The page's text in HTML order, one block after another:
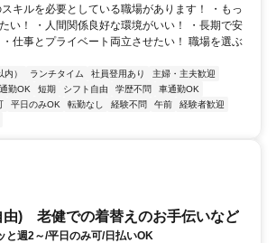
キルを必要としている職場があります！ ・もっ
い！ ・人間関係良好な環境がいい！ ・長期で安
仕事とプライベート両立させたい！ 職場を選ぶ
） ランチタイム 社員登用あり
主婦・主夫歓迎
勤OK 短期 シフト自由 学歴不問
車通勤OK
平日のみOK 転勤なし 経験不問 午前
経験者歓迎
由) 老健での着替えのお手伝いなど
と週2～/平日のみ可/日払いOK